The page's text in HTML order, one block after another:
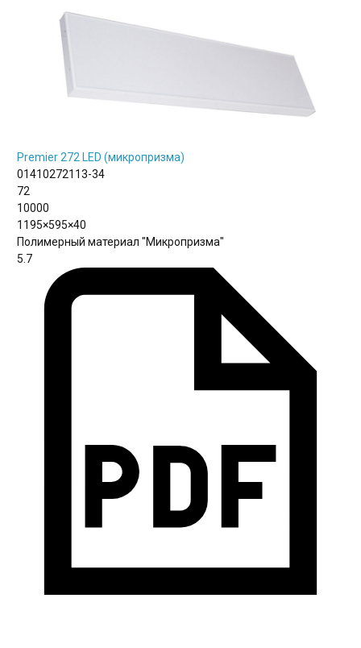
Premier 272 LED (микропризма)
01410272113-34
72
10000
1195×595×40
Полимерный материал "Микропризма"
5.7